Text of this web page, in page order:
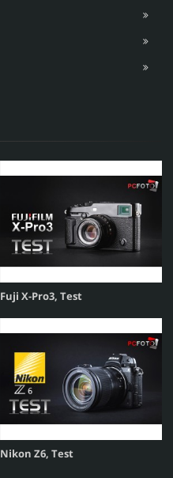
Fuji X-Pro3, Test
Nikon Z6, Test